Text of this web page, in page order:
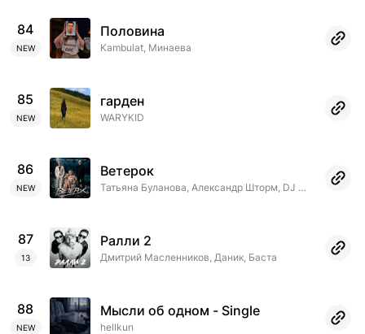
84
NEW
Половина
Kambulat, Минаева
85
NEW
гарден
WARYKID
86
NEW
Ветерок
Татьяна Буланова, Александр Шторм, DJ Семён
87
13
Ралли 2
Дмитрий Масленников, Даник, Баста
88
NEW
Мысли об одном - Single
hellkun